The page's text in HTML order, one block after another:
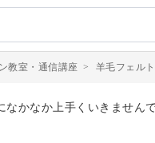
教室・通信講座 > 羊毛フェル